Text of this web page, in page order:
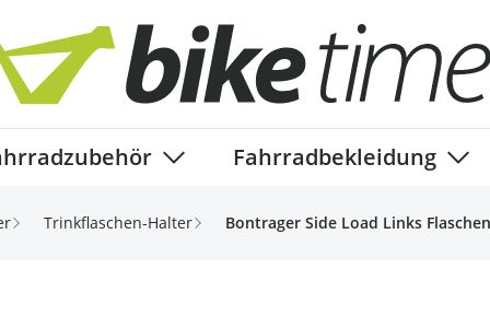
Show submenu for Fahrradzubehör
Fahrradbekleidung
Trinkflaschen-Halter Bontrager Side Load Links